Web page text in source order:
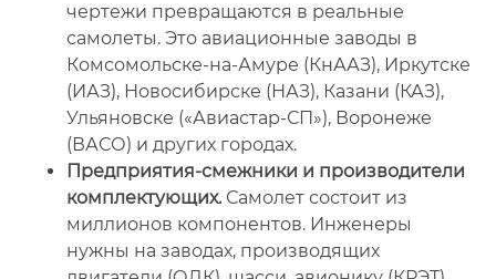
чертежи превращаются в реальные
самолеты. Это авиационные заводы в
Комсомольске-на-Амуре (КнААЗ), Иркутске
(ИАЗ), Новосибирске (НАЗ), Казани (КАЗ),
Ульяновске («Авиастар-СП»), Воронеже
(ВАСО) и других городах.
Предприятия-смежники и производители
комплектующих.Самолет состоит из
миллионов компонентов. Инженеры
нужны на заводах, производящих